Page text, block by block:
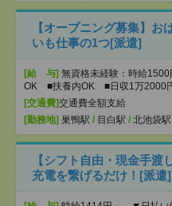
【オープニング募集】お
いも仕事の1つ[派遣]
[給 与] 無資格未経験：時給
OK ■扶養内OK ■日収1万2000
[交通費]交通費全額支給
[勤務地] 巣鴨駅 / 目白駅 / 北池袋駅
【シフト自由・現金手
充電を繋げるだけ！[派遣]